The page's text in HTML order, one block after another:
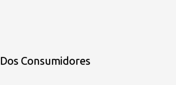
Consumidores